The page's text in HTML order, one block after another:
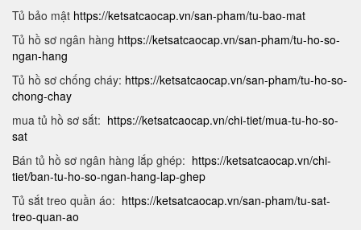
Tủ bảo mật https://ketsatcaocap.vn/san-pham/tu-bao-mat
Tủ hồ sơ ngân hàng https://ketsatcaocap.vn/san-pham/tu-ho-so-
ngan-hang
Tủ hồ sơ chống cháy: https://ketsatcaocap.vn/san-pham/tu-ho-so-
chong-chay
mua tủ hồ sơ sắt: https://ketsatcaocap.vn/chi-tiet/mua-tu-ho-so-
sat
Bán tủ hồ sơ ngân hàng lắp ghép: https://ketsatcaocap.vn/chi-
tiet/ban-tu-ho-so-ngan-hang-lap-ghep
Tủ sắt treo quần áo: https://ketsatcaocap.vn/san-pham/tu-sat-
treo-quan-ao